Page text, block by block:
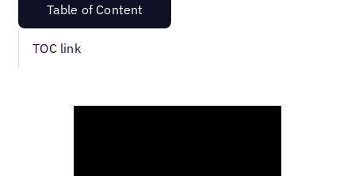
Table of Content
TOC link